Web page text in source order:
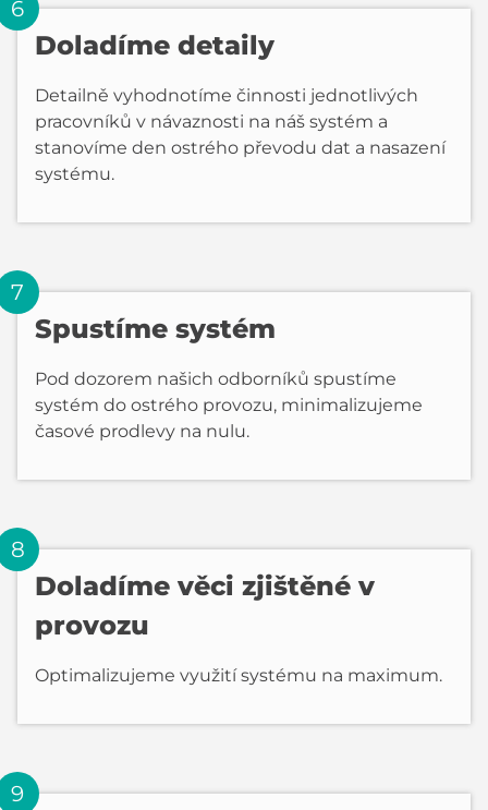
Doladíme detaily
Detailně vyhodnotíme činnosti jednotlivých
pracovníků v návaznosti na náš systém a
stanovíme den ostrého převodu dat a nasazení
systému.
Spustíme systém
Pod dozorem našich odborníků spustíme
systém do ostrého provozu, minimalizujeme
časové prodlevy na nulu.
Doladíme věci zjištěné v
provozu
Optimalizujeme využití systému na maximum.